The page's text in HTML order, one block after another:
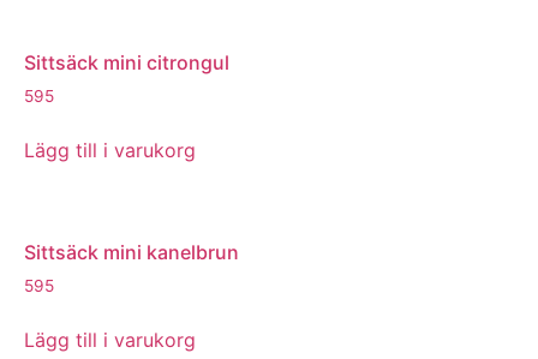
Sittsäck mini citrongul
595
Lägg till i varukorg
Sittsäck mini kanelbrun
595
Lägg till i varukorg